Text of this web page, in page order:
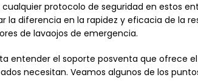
protocolo de seguridad en estos
la diferencia en la rapidez y eficacia de la
de lavaojos de emergencia.
entender el soporte posventa que ofrece
necesitan. Veamos algunos de los